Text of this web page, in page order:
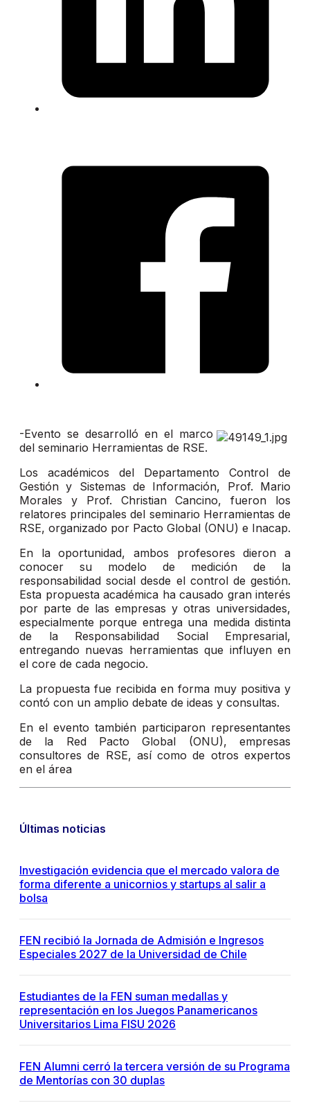
-Evento se desarrolló en el marco
del seminario Herramientas de RSE.
Los académicos del Departamento Control de
Gestión y Sistemas de Información, Prof. Mario
Morales y Prof. Christian Cancino, fueron los
relatores principales del seminario Herramientas de
RSE, organizado por Pacto Global (ONU) e Inacap.
En la oportunidad, ambos profesores dieron a
conocer su modelo de medición de la
responsabilidad social desde el control de gestión.
Esta propuesta académica ha causado gran interés
por parte de las empresas y otras universidades,
especialmente porque entrega una medida distinta
de la Responsabilidad Social Empresarial,
entregando nuevas herramientas que influyen en
el core de cada negocio.
La propuesta fue recibida en forma muy positiva y
contó con un amplio debate de ideas y consultas.
En el evento también participaron representantes
de la Red Pacto Global (ONU), empresas
consultores de RSE, así como de otros expertos
en el área
Últimas noticias
Investigación evidencia que el mercado valora de
forma diferente a unicornios y startups al salir a
bolsa
FEN recibió la Jornada de Admisión e Ingresos
Especiales 2027 de la Universidad de Chile
Estudiantes de la FEN suman medallas y
representación en los Juegos Panamericanos
Universitarios Lima FISU 2026
FEN Alumni cerró la tercera versión de su Programa
de Mentorías con 30 duplas